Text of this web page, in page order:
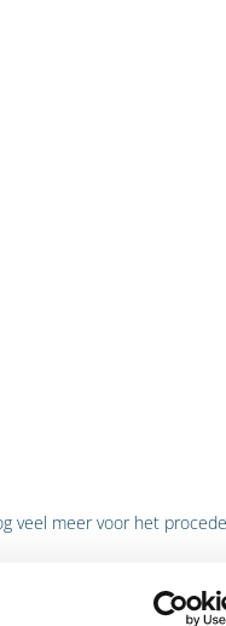
veel meer voor het